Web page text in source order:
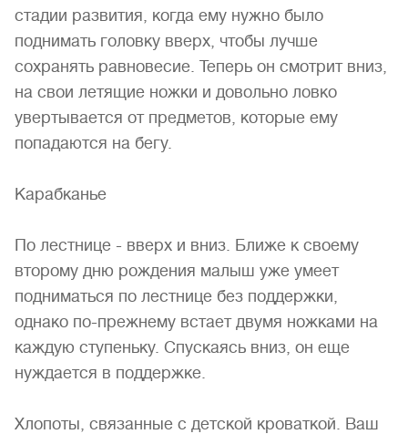
стадии развития, когда ему нужно было
поднимать головку вверх, чтобы лучше
сохранять равновесие. Теперь он смотрит вниз,
на свои летящие ножки и довольно ловко
увертывается от предметов, которые ему
попадаются на бегу.
Карабканье
По лестнице - вверх и вниз. Ближе к своему
второму дню рождения малыш уже умеет
подниматься по лестнице без поддержки,
однако по-прежнему встает двумя ножками на
каждую ступеньку. Спускаясь вниз, он еще
нуждается в поддержке.
Хлопоты, связанные с детской кроваткой. Ваш